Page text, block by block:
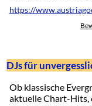
https://
DJs für
Ob klassische
aktuelle Chart-Hits,